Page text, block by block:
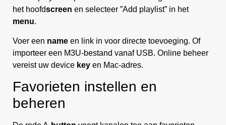
het hoofdscreen en selecteer ”Add playlist” in het
menu.
Voer een name en link in voor directe toevoeging. Of
importeer een M3U-bestand vanaf USB. Online beheer
vereist uw device key en Mac-adres.
Favorieten instellen en
beheren